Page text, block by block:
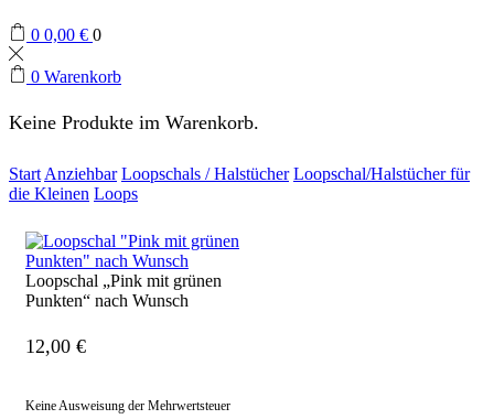
0 0,00 € 0
0 Warenkorb
Keine Produkte im Warenkorb.
Start Anziehbar Loopschals / Halstücher Loopschal/Halstücher für
die Kleinen Loops
Loopschal „Pink mit grünen
Punkten“ nach Wunsch
12,00 €
Keine Ausweisung der Mehrwertsteuer